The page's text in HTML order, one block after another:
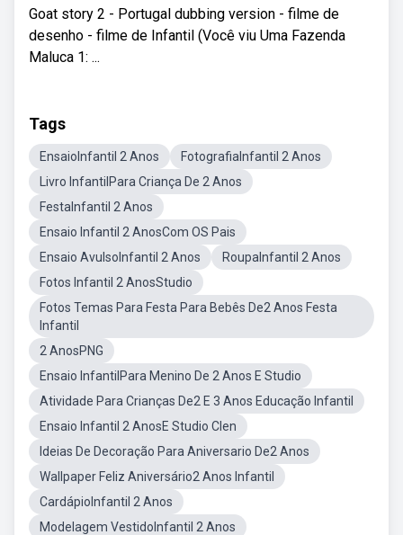
Goat story 2 - Portugal dubbing version - filme de
desenho - filme de Infantil (Você viu Uma Fazenda
Maluca 1: ...
Tags
EnsaioInfantil 2 Anos
FotografiaInfantil 2 Anos
Livro InfantilPara Criança De 2 Anos
FestaInfantil 2 Anos
Ensaio Infantil 2 AnosCom OS Pais
Ensaio AvulsoInfantil 2 Anos
RoupaInfantil 2 Anos
Fotos Infantil 2 AnosStudio
Fotos Temas Para Festa Para Bebês De2 Anos Festa
Infantil
2 AnosPNG
Ensaio InfantilPara Menino De 2 Anos E Studio
Atividade Para Crianças De2 E 3 Anos Educação Infantil
Ensaio Infantil 2 AnosE Studio Clen
Ideias De Decoração Para Aniversario De2 Anos
Wallpaper Feliz Aniversário2 Anos Infantil
CardápioInfantil 2 Anos
Modelagem VestidoInfantil 2 Anos